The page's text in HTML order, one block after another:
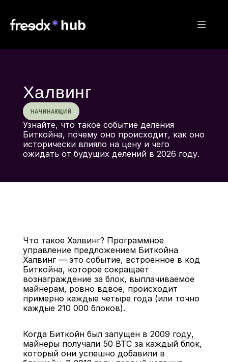
Халвинг
НАЧИНАЮЩИЙ
Узнайте, что такое событие деления
Биткойна, почему оно происходит, как оно
исторически влияло на цену и чего
ожидать от будущих делений в 2026 году.
Назад
Что такое Халвинг? Программное
управление предложением Биткойна
Халвинг — это событие, встроенное в код
Биткойна, которое сокращает
вознаграждение за блок, выплачиваемое
майнерам, ровно вдвое, происходит
примерно каждые четыре года (или точно
каждые 210 000 блоков).
Когда Биткойн был запущен в 2009 году,
майнеры получали 50 BTC за каждый блок,
который они успешно добавили в